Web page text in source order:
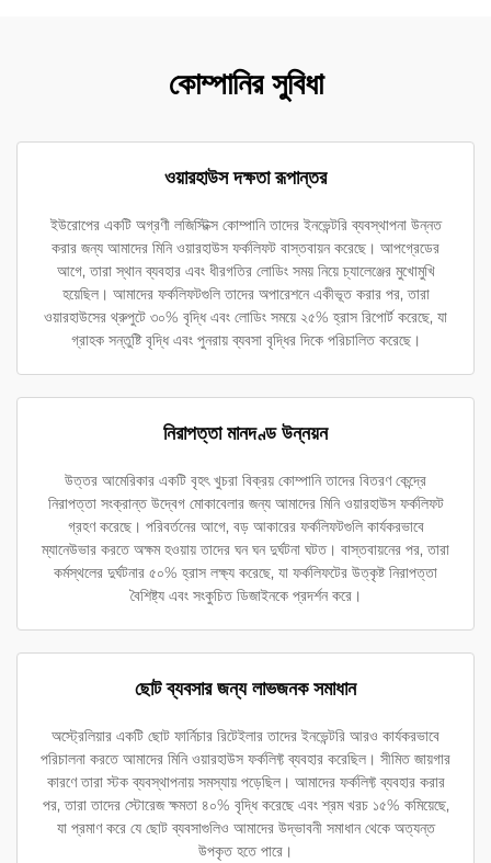
কোম্পানির সুবিধা
ওয়ারহাউস দক্ষতা রূপান্তর
ইউরোপের একটি অগ্রণী লজিস্টিক্স কোম্পানি তাদের ইনভেন্টরি ব্যবস্থাপনা উন্নত
করার জন্য আমাদের মিনি ওয়ারহাউস ফর্কলিফট বাস্তবায়ন করেছে। আপগ্রেডের
আগে, তারা স্থান ব্যবহার এবং ধীরগতির লোডিং সময় নিয়ে চ্যালেঞ্জের মুখোমুখি
হয়েছিল। আমাদের ফর্কলিফটগুলি তাদের অপারেশনে একীভূত করার পর, তারা
ওয়ারহাউসের থ্রুপুটে ৩০% বৃদ্ধি এবং লোডিং সময়ে ২৫% হ্রাস রিপোর্ট করেছে, যা
গ্রাহক সন্তুষ্টি বৃদ্ধি এবং পুনরায় ব্যবসা বৃদ্ধির দিকে পরিচালিত করেছে।
নিরাপত্তা মানদণ্ড উন্নয়ন
উত্তর আমেরিকার একটি বৃহৎ খুচরা বিক্রয় কোম্পানি তাদের বিতরণ কেন্দ্রে
নিরাপত্তা সংক্রান্ত উদ্বেগ মোকাবেলার জন্য আমাদের মিনি ওয়ারহাউস ফর্কলিফট
গ্রহণ করেছে। পরিবর্তনের আগে, বড় আকারের ফর্কলিফটগুলি কার্যকরভাবে
ম্যানেউভার করতে অক্ষম হওয়ায় তাদের ঘন ঘন দুর্ঘটনা ঘটত। বাস্তবায়নের পর, তারা
কর্মস্থলের দুর্ঘটনার ৫০% হ্রাস লক্ষ্য করেছে, যা ফর্কলিফটের উত্কৃষ্ট নিরাপত্তা
বৈশিষ্ট্য এবং সংকুচিত ডিজাইনকে প্রদর্শন করে।
ছোট ব্যবসার জন্য লাভজনক সমাধান
অস্ট্রেলিয়ার একটি ছোট ফার্নিচার রিটেইলার তাদের ইনভেন্টরি আরও কার্যকরভাবে
পরিচালনা করতে আমাদের মিনি ওয়ারহাউস ফর্কলিফ্ট ব্যবহার করেছিল। সীমিত জায়গার
কারণে তারা স্টক ব্যবস্থাপনায় সমস্যায় পড়েছিল। আমাদের ফর্কলিফ্ট ব্যবহার করার
পর, তারা তাদের স্টোরেজ ক্ষমতা ৪০% বৃদ্ধি করেছে এবং শ্রম খরচ ১৫% কমিয়েছে,
যা প্রমাণ করে যে ছোট ব্যবসাগুলিও আমাদের উদ্ভাবনী সমাধান থেকে অত্যন্ত
উপকৃত হতে পারে।